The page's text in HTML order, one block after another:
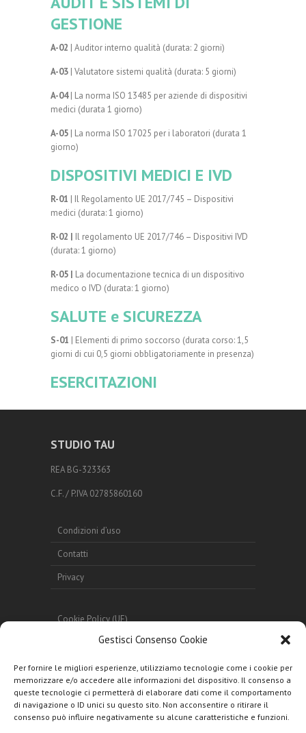
Gestisci Consenso Cookie
Per fornire le migliori esperienze, utilizziamo tecnologie come i cookie per
memorizzare e/o accedere alle informazioni del dispositivo. Il consenso a
queste tecnologie ci permetterà di elaborare dati come il comportamento
di navigazione o ID unici su questo sito. Non acconsentire o ritirare il
consenso può influire negativamente su alcune caratteristiche e funzioni.
GESTIONE
A-02 | Auditor interno qualità (durata: 2 giorni)
A-03 | Valutatore sistemi qualità (durata: 5 giorni)
A-04| La norma ISO 13485 per aziende di dispositivi
medici (durata 1 giorno)
A-05 | La norma ISO 17025 per i laboratori (durata 1
giorno)
DISPOSITIVI MEDICI E IVD
R-01 | Il Regolamento UE 2017/745 – Dispositivi
medici (durata: 1 giorno)
R-02 | Il regolamento UE 2017/746 – Dispositivi IVD
(durata: 1 giorno)
R-05 | La documentazione tecnica di un dispositivo
medico o IVD (durata: 1 giorno)
SALUTE e SICUREZZA
S-01 | Elementi di primo soccorso (durata corso: 1,5
giorni di cui 0,5 giorni obbligatoriamente in presenza)
ESERCITAZIONI
STUDIO TAU
REA BG-323363
C.F. / P.IVA 02785860160
Condizioni d’uso
Contatti
Privacy
Cookie Policy (UE)
Fascicoli Tecnici
Studio Colombo
+390363304668